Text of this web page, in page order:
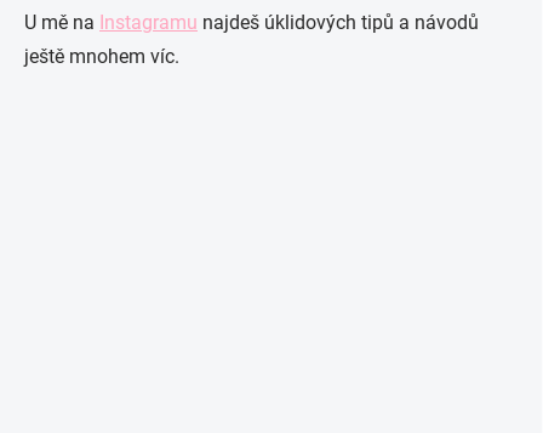
U mě na Instagramu najdeš úklidových tipů a návodů
ještě mnohem víc.